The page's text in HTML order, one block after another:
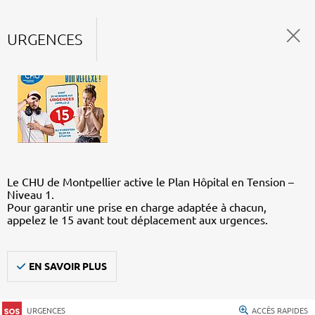
URGENCES
Le CHU de Montpellier active le Plan Hôpital en Tension –
Niveau 1.
Pour garantir une prise en charge adaptée à chacun,
appelez le 15 avant tout déplacement aux urgences.
EN SAVOIR PLUS
URGENCES ACCÈS RAPIDES